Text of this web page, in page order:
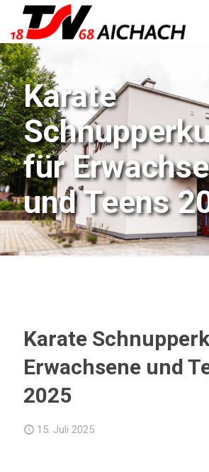
Karate
für
und Teens
Karate
Erwachsene und
2025
15. Juli 2025